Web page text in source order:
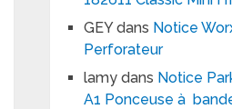
GEYdans Notice
Perforateur
lamy dans Notice
A1 Ponceuse à